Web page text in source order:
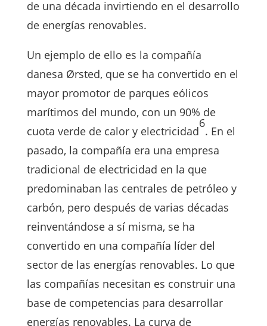
de una década invirtiendo en el desarrollo
de energías renovables.
Un ejemplo de ello es la compañía
danesa Ørsted, que se ha convertido en el
mayor promotor de parques eólicos
marítimos del mundo, con un 90% de
cuota verde de calor y electricidad
6
. En el
pasado, la compañía era una empresa
tradicional de electricidad en la que
predominaban las centrales de petróleo y
carbón, pero después de varias décadas
reinventándose a sí misma, se ha
convertido en una compañía líder del
sector de las energías renovables. Lo que
las compañías necesitan es construir una
base de competencias para desarrollar
energías renovables. La curva de